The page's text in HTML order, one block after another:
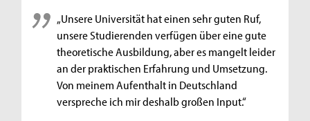
„Unsere Universität hat einen sehr guten Ruf,
unsere Studierenden verfügen über eine gute
theoretische Ausbildung, aber es mangelt leider
an der praktischen Erfahrung und Umsetzung.
Von meinem Aufenthalt in Deutschland
verspreche ich mir deshalb großen Input.“